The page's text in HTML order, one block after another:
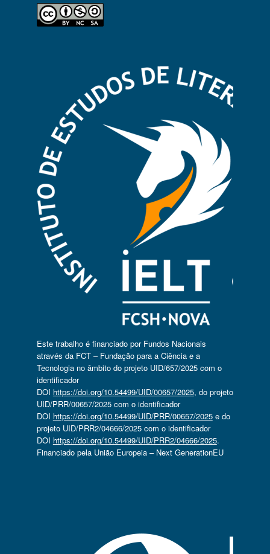
Este trabalho é financiado por Fundos Nacionais
através da FCT – Fundação para a Ciência e a
Tecnologia no âmbito do projeto UID/657/2025 com o
identificador
DOI https://doi.org/10.54499/UID/00657/2025, do projeto
UID/PRR/00657/2025 com o identificador
DOI https://doi.org/10.54499/UID/PRR/00657/2025e do
projeto UID/PRR2/04666/2025 com o identificador
DOI https://doi.org/10.54499/UID/PRR2/04666/2025.
Financiado pela União Europeia – Next GenerationEU